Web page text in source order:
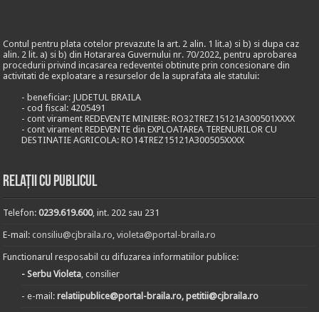
Contul pentru plata cotelor prevazute la art. 2 alin. 1 lit.a) si b) si dupa caz
alin. 2 lit. a) si b) din Hotararea Guvernului nr. 70/2022, pentru aprobarea
procedurii privind incasarea redeventei obtinute prin concesionare din
activitati de exploatare a resurselor de la suprafata ale statului:
- beneficiar: JUDETUL BRAILA
- cod fiscal: 4205491
- cont virament REDEVENTE MINIERE: RO32TREZ15121A300501XXXX
- cont virament REDEVENTE din EXPLOATAREA TERENURILOR CU
DESTINATIE AGRICOLA: RO14TREZ15121A300505XXXX
Relații cu publicul
Telefon:0239.619.600, int. 202 sau 231
E-mail:consiliu@cjbraila.ro,violeta@portal-braila.ro
Functionarul resposabil cu difuzarea informatiilor publice:
- Serbu Violeta, consilier
- e-mail:relatiipublice@portal-braila.ro, petitii@cjbraila.ro